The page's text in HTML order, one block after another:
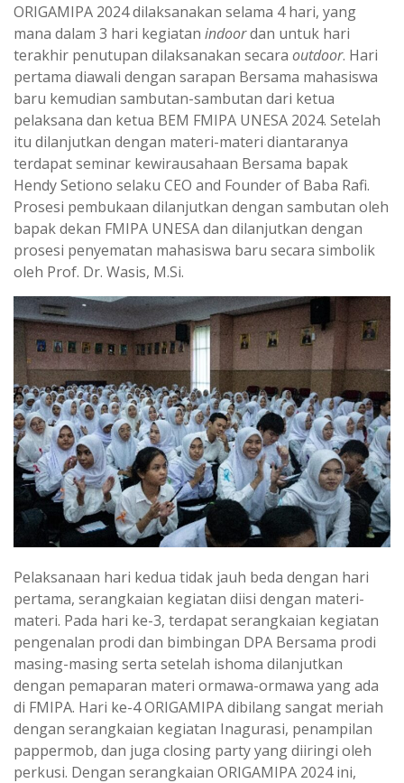
ORIGAMIPA 2024 dilaksanakan selama 4 hari, yang
mana dalam 3 hari kegiatan indoordan untuk hari
terakhir penutupan dilaksanakan secara outdoor. Hari
pertama diawali dengan sarapan Bersama mahasiswa
baru kemudian sambutan-sambutan dari ketua
pelaksana dan ketua BEM FMIPA UNESA 2024. Setelah
itu dilanjutkan dengan materi-materi diantaranya
terdapat seminar kewirausahaan Bersama bapak
Hendy Setiono selaku CEO and Founder of Baba Rafi.
Prosesi pembukaan dilanjutkan dengan sambutan oleh
bapak dekan FMIPA UNESA dan dilanjutkan dengan
prosesi penyematan mahasiswa baru secara simbolik
oleh Prof. Dr. Wasis, M.Si.
Pelaksanaan hari kedua tidak jauh beda dengan hari
pertama, serangkaian kegiatan diisi dengan materi-
materi. Pada hari ke-3, terdapat serangkaian kegiatan
pengenalan prodi dan bimbingan DPA Bersama prodi
masing-masing serta setelah ishoma dilanjutkan
dengan pemaparan materi ormawa-ormawa yang ada
di FMIPA. Hari ke-4 ORIGAMIPA dibilang sangat meriah
dengan serangkaian kegiatan Inagurasi, penampilan
pappermob, dan juga closing party yang diiringi oleh
perkusi. Dengan serangkaian ORIGAMIPA 2024 ini,